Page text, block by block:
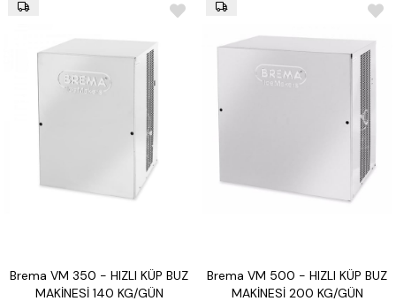
Brema VM 350 - HIZLI KÜP BUZ
MAKİNESİ 140 KG/GÜN
Brema VM 500 - HIZLI KÜP BUZ
MAKİNESİ 200 KG/GÜN